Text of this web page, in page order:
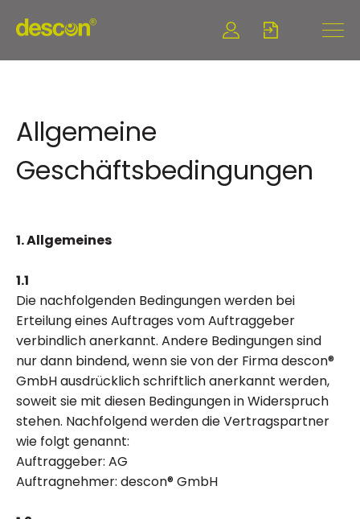
Allgemeine
Geschäftsbedingungen
1. Allgemeines
1.1
Die nachfolgenden Bedingungen werden bei
Erteilung eines Auftrages vom Auftraggeber
verbindlich anerkannt. Andere Bedingungen sind
nur dann bindend, wenn sie von der Firma descon®
GmbH ausdrücklich schriftlich anerkannt werden,
soweit sie mit diesen Bedingungen in Widerspruch
stehen. Nachfolgend werden die Vertragspartner
wie folgt genannt:
Auftraggeber: AG
Auftragnehmer: descon® GmbH